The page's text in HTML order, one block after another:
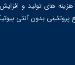
های تولید و
پروتئینی بدون آنتی